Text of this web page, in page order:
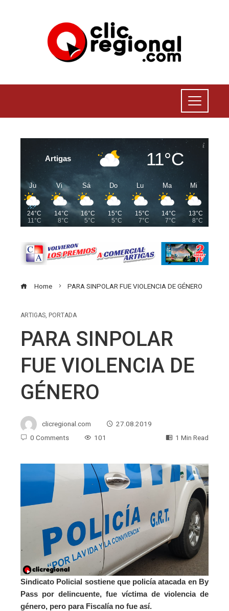
Artigas 11°C
Ju
24°C
11°C
Vi
14°C
8°C
Sá
16°C
5°C
Do
15°C
5°C
Lu
15°C
7°C
Ma
14°C
7°C
Mi
13°C
8°C
Home PARA SINPOLAR FUE VIOLENCIA DE GÉNERO
ARTIGAS, PORTADA
PARA SINPOLAR
FUE VIOLENCIA DE
GÉNERO
clicregional.com
27.08.2019
0 Comments
101 1 Min Read
Sindicato Policial sostiene que policía atacada en By
Pass por delincuente, fue víctima de violencia de
género, pero para Fiscalía no fue así.